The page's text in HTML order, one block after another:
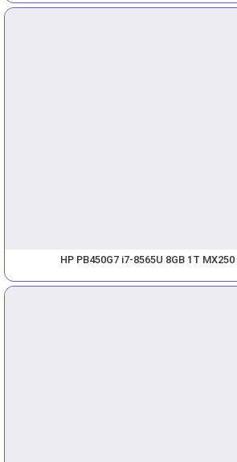
HP PB450G7 i7-8565U 8GB 1T MX250